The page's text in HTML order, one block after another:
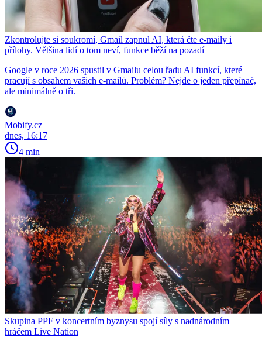
Zkontrolujte si soukromí, Gmail zapnul AI, která čte e-maily i
přílohy. Většina lidí o tom neví, funkce běží na pozadí
Google v roce 2026 spustil v Gmailu celou řadu AI funkcí, které
pracují s obsahem vašich e-mailů. Problém? Nejde o jeden přepínač,
ale minimálně o tři.
Mobify.cz
dnes, 16:17
4 min
Skupina PPF v koncertním byznysu spojí síly s nadnárodním
hráčem Live Nation